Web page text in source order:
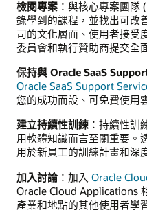
檢閱專案 ：與核心專案團隊
錄學到的課程，並找出可改
司的文化層面、使用者接受
委員會和執行贊助商提交全
保持與 Oracle SaaS
Oracle SaaS Support
您的成功而設、可免費使用
建立持續性訓練 ：持續性訓
用軟體知識而言至關重要。
用於新員工的訓練計畫和深
加入討論 ：加入 Oracle
Oracle Cloud Applications
產業和地點的其他使用者學